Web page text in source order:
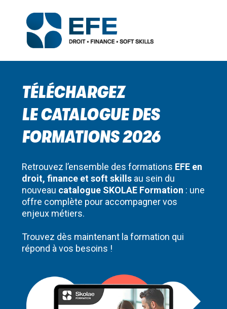
TÉLÉCHARGEZ
LE CATALOGUE DES
FORMATIONS 2026
Retrouvez l’ensemble des formations EFE en
droit, finance et soft skillsau sein du
nouveau catalogue SKOLAE Formation : une
offre complète pour accompagner vos
enjeux métiers.
Trouvez dès maintenant la formation qui
répond à vos besoins !